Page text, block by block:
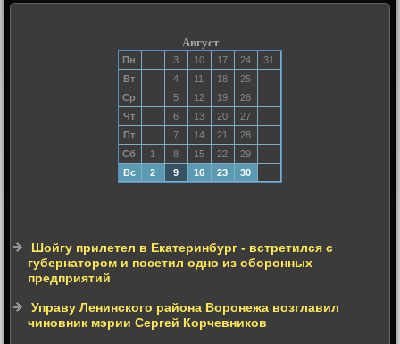
Август
Пн 3 10 17 24
31
Вт
4 11 18
25
Ср
5 12 19
26
Чт
6 13 20
27
Пт
7 14 21
28
Сб
1 8 15 22
29
Вс
2 9 16 23 30
Шойгу прилетел в Екатеринбург - встретился с
губернатором и посетил одно из оборонных
предприятий
Управу Ленинского района Воронежа возглавил
чиновник мэрии Сергей Корчевников